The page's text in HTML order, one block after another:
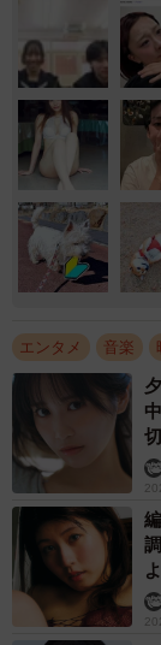
エンタメ 音楽